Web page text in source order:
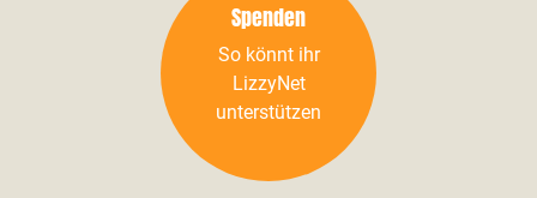
Spenden
So könnt ihr
LizzyNet
unterstützen